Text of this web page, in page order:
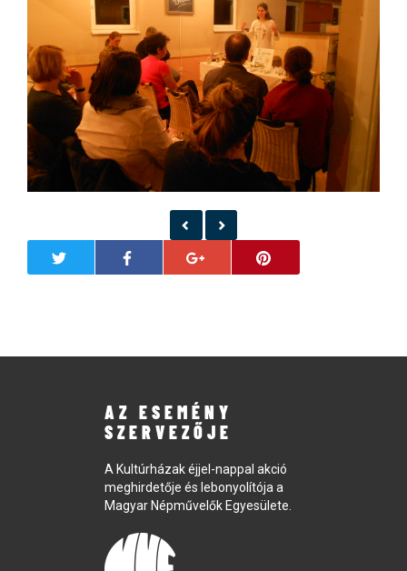
AZ ESEMÉNY
SZERVEZŐJE
A Kultúrházak éjjel-nappal akció
meghirdetője és lebonyolítója a
Magyar Népművelők Egyesülete.